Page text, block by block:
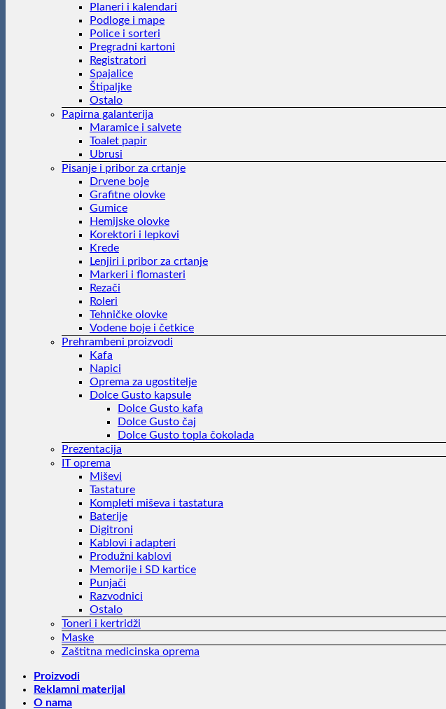
Planeri i kalendari
Podloge i mape
Police i sorteri
Pregradni kartoni
Registratori
Spajalice
Štipaljke
Ostalo
Papirna galanterija
Maramice i salvete
Toalet papir
Ubrusi
Pisanje i pribor za crtanje
Drvene boje
Grafitne olovke
Gumice
Hemijske olovke
Korektori i lepkovi
Krede
Lenjiri i pribor za crtanje
Markeri i flomasteri
Rezači
Roleri
Tehničke olovke
Vodene boje i četkice
Prehrambeni proizvodi
Kafa
Napici
Oprema za ugostitelje
Dolce Gusto kapsule
Dolce Gusto kafa
Dolce Gusto čaj
Dolce Gusto topla čokolada
Prezentacija
IT oprema
Miševi
Tastature
Kompleti miševa i tastatura
Baterije
Digitroni
Kablovi i adapteri
Produžni kablovi
Memorije i SD kartice
Punjači
Razvodnici
Ostalo
Toneri i kertridži
Maske
Zaštitna medicinska oprema
Proizvodi
Reklamni materijal
O nama